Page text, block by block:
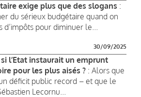
exige plus que des slogans :
du sérieux budgétaire quand on
d’impôts pour diminuer le...
30/09/2025
l’Etat instaurait un emprunt
pour les plus aisés ? : Alors que
déficit public record – et que le
Lecornu...